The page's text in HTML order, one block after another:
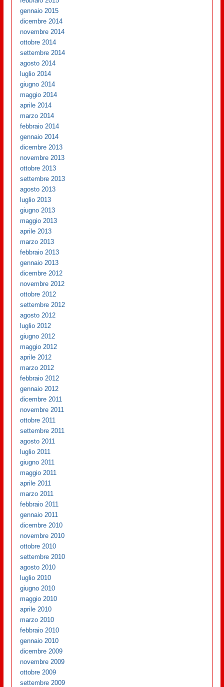
gennaio 2015
dicembre 2014
novembre 2014
ottobre 2014
settembre 2014
agosto 2014
luglio 2014
giugno 2014
maggio 2014
aprile 2014
marzo 2014
febbraio 2014
gennaio 2014
dicembre 2013
novembre 2013
ottobre 2013
settembre 2013
agosto 2013
luglio 2013
giugno 2013
maggio 2013
aprile 2013
marzo 2013
febbraio 2013
gennaio 2013
dicembre 2012
novembre 2012
ottobre 2012
settembre 2012
agosto 2012
luglio 2012
giugno 2012
maggio 2012
aprile 2012
marzo 2012
febbraio 2012
gennaio 2012
dicembre 2011
novembre 2011
ottobre 2011
settembre 2011
agosto 2011
luglio 2011
giugno 2011
maggio 2011
aprile 2011
marzo 2011
febbraio 2011
gennaio 2011
dicembre 2010
novembre 2010
ottobre 2010
settembre 2010
agosto 2010
luglio 2010
giugno 2010
maggio 2010
aprile 2010
marzo 2010
febbraio 2010
gennaio 2010
dicembre 2009
novembre 2009
ottobre 2009
settembre 2009